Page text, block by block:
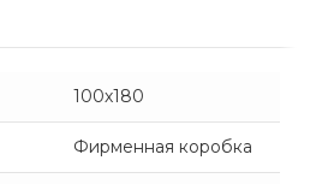
100х180
Фирменная коробка